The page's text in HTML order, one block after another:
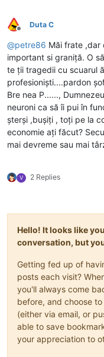
Deconectat
Duta C
@petre86 Măi frate ,dar
important si graniță. O
te ții tragedii cu scuarul
profesioniști....pardon
Bre nea P......,
neuroni ca să îi pui în
șterși ,bușiți , toți pe la
economie ați făcut?
mai devreme sau mai
V 2 Replies
Hello! It looks like
conversation, but
Getting fed up of
posts each visit?
you'll always come
before, and choose
(either via email, or
able to save
your appreciation to